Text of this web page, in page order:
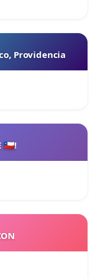
Providencia
🇨🇱!